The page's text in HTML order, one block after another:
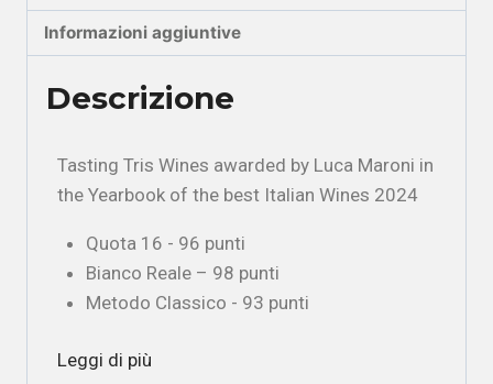
Informazioni aggiuntive
Descrizione
Tasting Tris Wines awarded by Luca Maroni in
the Yearbook of the best Italian Wines 2024
Quota 16 - 96 punti
Bianco Reale – 98 punti
Metodo Classico - 93 punti
Leggi di più